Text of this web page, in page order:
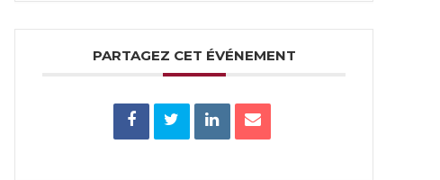
PARTAGEZ CET ÉVÉNEMENT